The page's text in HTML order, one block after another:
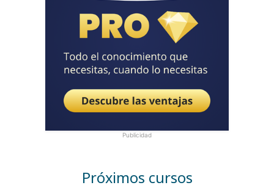
Publicidad
Próximos cursos